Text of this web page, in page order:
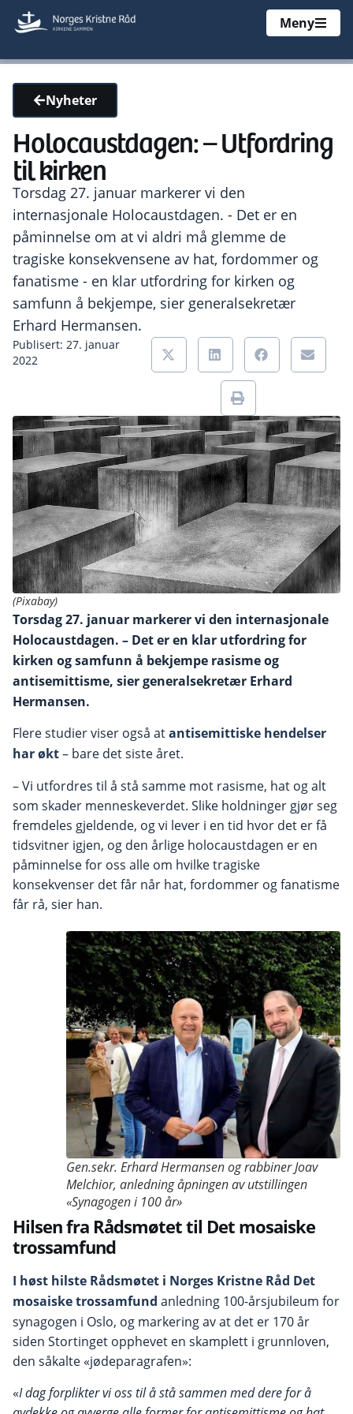
Meny
Nyheter
Holocaustdagen: – Utfordring
til kirken
Torsdag 27. januar markerer vi den
internasjonale Holocaustdagen. - Det er en
påminnelse om at vi aldri må glemme de
tragiske konsekvensene av hat, fordommer og
fanatisme - en klar utfordring for kirken og
samfunn å bekjempe, sier generalsekretær
Erhard Hermansen.
Publisert: 27. januar
2022
(Pixabay)
Torsdag 27. januar markerer vi den internasjonale
Holocaustdagen. – Det er en klar utfordring for
kirken og samfunn å bekjempe rasisme og
antisemittisme, sier generalsekretær Erhard
Hermansen.
Flere studier viser også atantisemittiske hendelser
har økt– bare det siste året.
– Vi utfordres til å stå samme mot rasisme, hat og alt
som skader menneskeverdet. Slike holdninger gjør seg
fremdeles gjeldende, og vi lever i en tid hvor det er få
tidsvitner igjen, og den årlige holocaustdagen er en
påminnelse for oss alle om hvilke tragiske
konsekvenser det får når hat, fordommer og fanatisme
får rå, sier han.
Gen.sekr. Erhard Hermansen og rabbiner Joav
Melchior, anledning åpningen av utstillingen
«Synagogen i 100 år»
Hilsen fra Rådsmøtet til Det mosaiske
trossamfund
I høst hilste Rådsmøtet i Norges Kristne Råd Det
mosaiske trossamfund anledning 100-årsjubileum for
synagogen i Oslo, og markering av at det er 170 år
siden Stortinget opphevet en skamplett i grunnloven,
den såkalte «jøde­paragrafen»:
«I dag forplikter vi oss til å stå sammen med dere for å